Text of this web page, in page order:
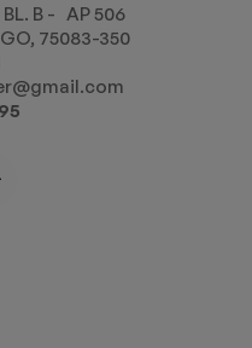
B - AP 506
75083-350